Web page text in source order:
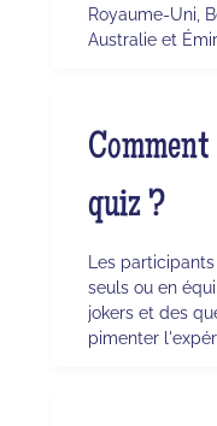
Royaume-Uni,
Australie et
Comment
quiz ?
Les
seuls ou en
jokers et des
pimenter